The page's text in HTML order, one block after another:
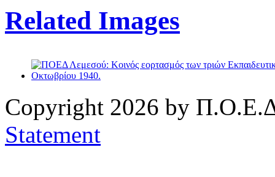
Related Images
Copyright 2026 by
Statement